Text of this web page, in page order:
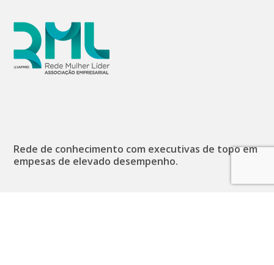
Rede de conhecimento com executivas de topo em
empesas de elevado desempenho.